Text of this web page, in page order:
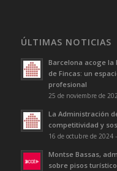
ÚLTIMAS NOTICIAS
Barcelona acoge la
de Fincas: un
profesional
25 de noviembre de
La Administración
competitividad y
16 de octubre de 2024
Montse Bassas,
sobre pisos